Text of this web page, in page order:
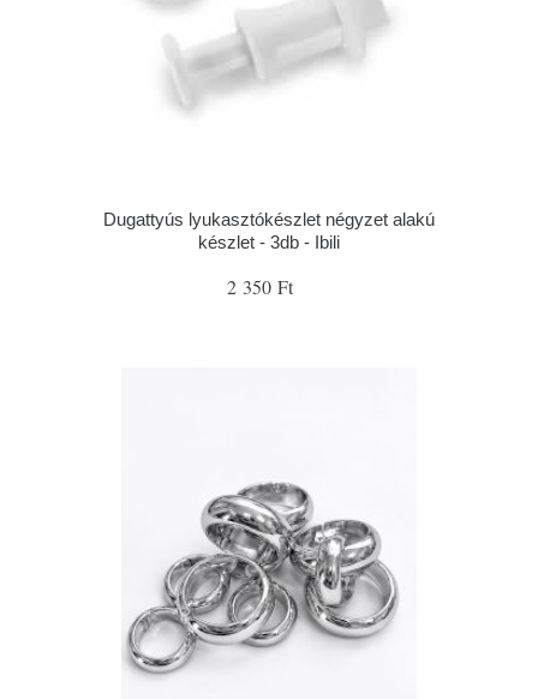
Dugattyús lyukasztókészlet négyzet alakú
készlet - 3db - Ibili
2 350 Ft